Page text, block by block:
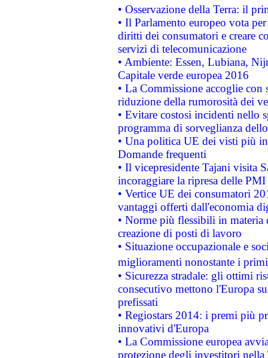
• Osservazione della Terra: il
• Il Parlamento europeo vota
diritti dei consumatori e creare
servizi di telecomunicazione
• Ambiente: Essen, Lubiana,
Capitale verde europea 2016
• La Commissione accoglie
riduzione della rumorosità dei
• Evitare costosi incidenti nello
programma di sorveglianza
• Una politica UE dei visti più
Domande frequenti
• Il vicepresidente Tajani visita
incoraggiare la ripresa delle
• Vertice UE dei consumatori
vantaggi offerti dall'economia
• Norme più flessibili in materia
creazione di posti di lavoro
• Situazione occupazionale e
miglioramenti nonostante i
• Sicurezza stradale: gli ottimi
consecutivo mettono l'Europa
prefissati
• Regiostars 2014: i premi più
innovativi d'Europa
• La Commissione europea
protezione degli investitori